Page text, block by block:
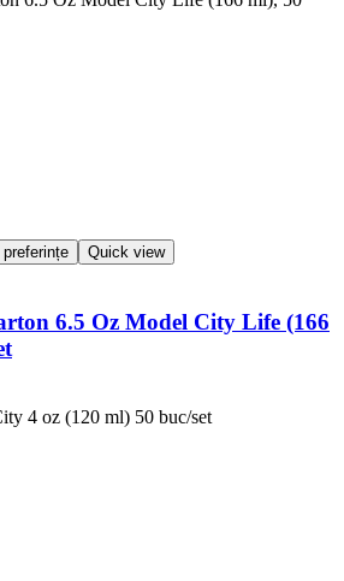
Quick view
6.5 Oz Model City Life (166